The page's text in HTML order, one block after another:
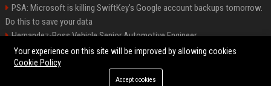
PSA: Microsoft is killing SwiftKey's Google account backups tomorrow.
Do this to save your data
Hernandez-Ross Vehicle Senior Automotive Engineer
Smith, Travel - Senior Travel Consultant
©2026 BIP ATL. All right reserved.
Your experience on this site will be improved by allowing cookies
Cookie Policy
Accept cookies